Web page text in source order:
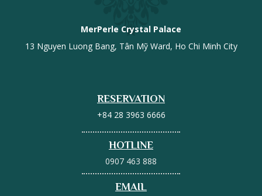
MerPerle Crystal Palace
13 Nguyen Luong Bang, Tân Mỹ Ward, Ho Chi Minh City
RESERVATION
+84 28 3963 6666
HOTLINE
0907 463 888
EMAIL